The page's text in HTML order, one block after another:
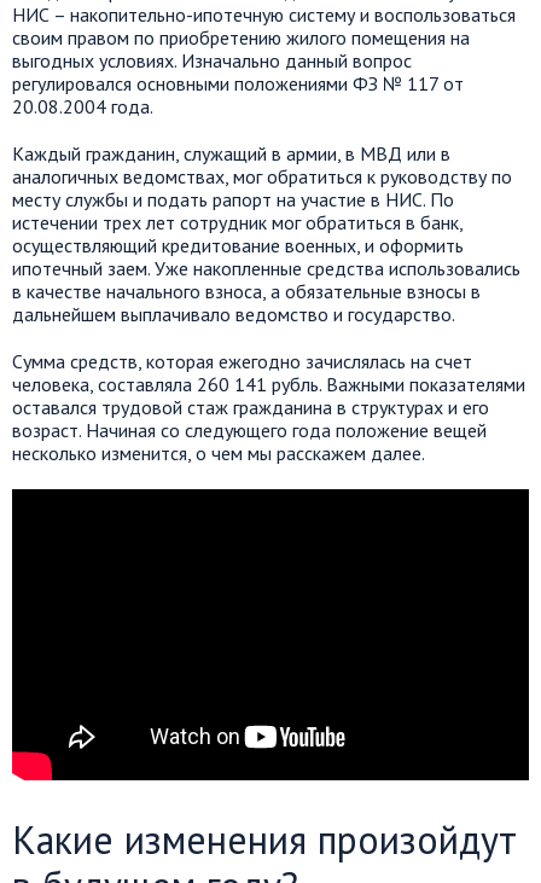
НИС – накопительно-ипотечную систему и воспользоваться
своим правом по приобретению жилого помещения на
выгодных условиях. Изначально данный вопрос
регулировался основными положениями ФЗ № 117 от
20.08.2004 года.
Каждый гражданин, служащий в армии, в МВД или в
аналогичных ведомствах, мог обратиться к руководству по
месту службы и подать рапорт на участие в НИС. По
истечении трех лет сотрудник мог обратиться в банк,
осуществляющий кредитование военных, и оформить
ипотечный заем. Уже накопленные средства использовались
в качестве начального взноса, а обязательные взносы в
дальнейшем выплачивало ведомство и государство.
Сумма средств, которая ежегодно зачислялась на счет
человека, составляла 260 141 рубль. Важными показателями
оставался трудовой стаж гражданина в структурах и его
возраст. Начиная со следующего года положение вещей
несколько изменится, о чем мы расскажем далее.
Какие изменения произойдут